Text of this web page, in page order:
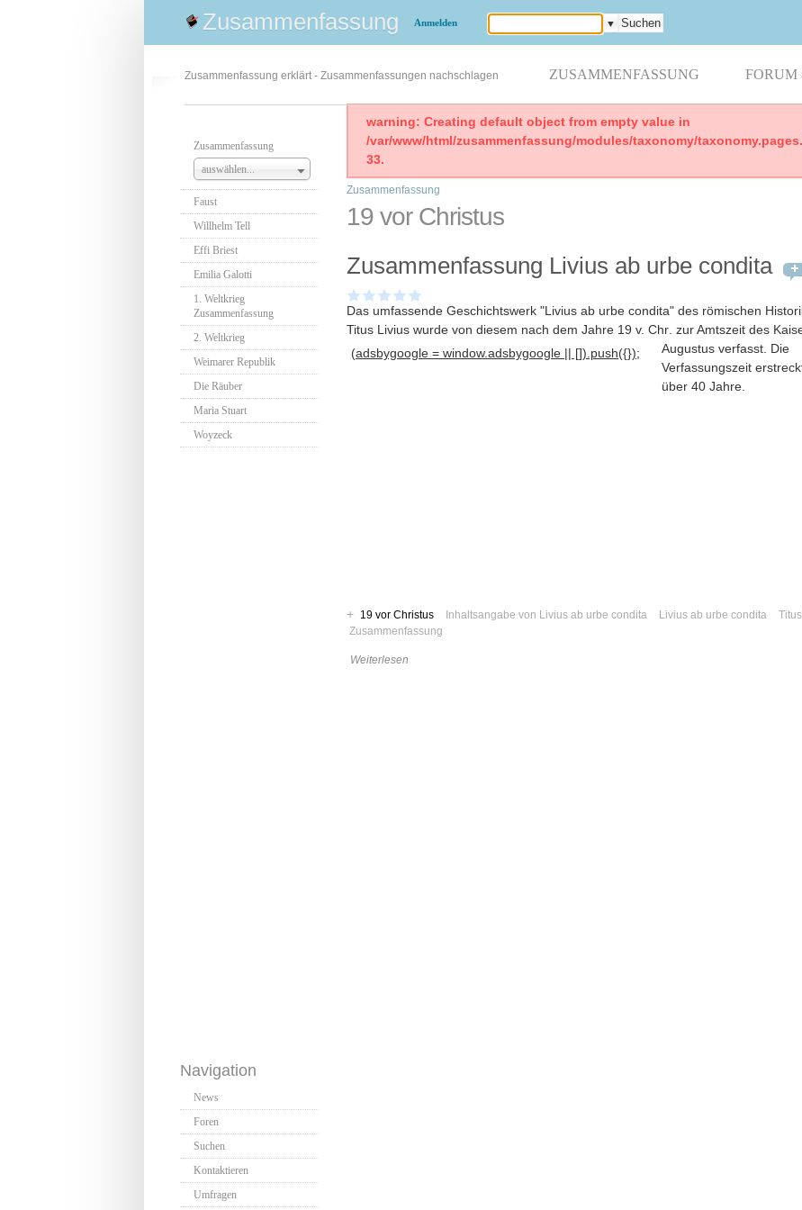
Zusammenfassung Anmelden ▼
Zusammenfassung erklärt - Zusammenfassungen nachschlagen ZUSAMMENFASSUNG FORUM
Zusammenfassung
auswählen...
Faust
Willhelm Tell
Effi Briest
Emilia Galotti
1. Weltkrieg
Zusammenfassung
2. Weltkrieg
Weimarer Republik
Die Räuber
Maria Stuart
Woyzeck
Navigation
News
Foren
Suchen
Kontaktieren
Umfragen
warning: Creating default object from empty value in
/var/www/html/zusammenfassung/modules/taxonomy/
33.
Zusammenfassung
19 vor Christus
Zusammenfassung Livius ab urbe condita
Das umfassende Geschichtswerk "Livius ab urbe condita" des römischen
Titus Livius wurde von diesem nach dem Jahre 19 v. Chr
(adsbygoogle = window.adsbygoogle || []).push({});
. zur Amtszeit des
Augustus verfasst. Die
Verfassungszeit
über 40 Jahre.
+ 19 vor Christus Inhaltsangabe von Livius ab urbe condita Livius ab urbe condita
Zusammenfassung
Weiterlesen